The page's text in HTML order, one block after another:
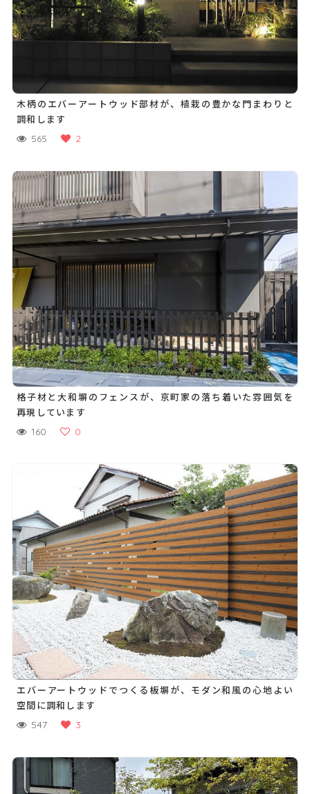
木柄のエバーアートウッド部材が、植栽の豊かな門まわりと
調和します
565 2
格子材と大和塀のフェンスが、京町家の落ち着いた雰囲気を
再現しています
160 0
エバーアートウッドでつくる板塀が、モダン和風の心地よい
空間に調和します
547 3